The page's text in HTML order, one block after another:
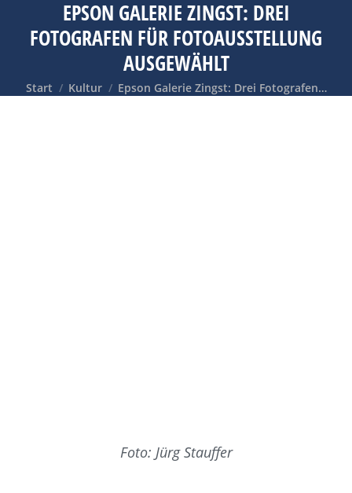
EPSON GALERIE ZINGST: DREI
FOTOGRAFEN FÜR FOTOAUSSTELLUNG
AUSGEWÄHLT
Sie befinden sich hier:
Start Kultur Epson Galerie Zingst: Drei Fotografen…
Foto: Jürg Stauffer